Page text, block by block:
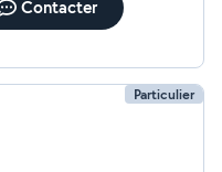
Contacter
Particulier